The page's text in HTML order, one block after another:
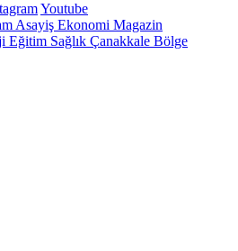
Youtube
Asayiş Ekonomi Magazin
Eğitim Sağlık Çanakkale Bölge